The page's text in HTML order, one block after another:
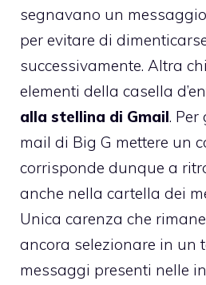
segnavano un messaggio
per evitare di
successivamente. Altra
elementi della casella
alla stellina di Gmail.
mail di Big G mettere un
corrisponde dunque a
anche nella cartella dei
Unica carenza che
ancora selezionare in un
messaggi presenti nelle